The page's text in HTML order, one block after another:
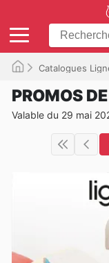
Catalogues
PROMOS
Valable du 29 mai